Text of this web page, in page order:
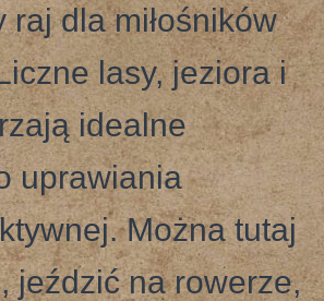
raj dla miłośników
lasy, jeziora i
idealne
uprawiania
Można tutaj
jeździć na rowerze,